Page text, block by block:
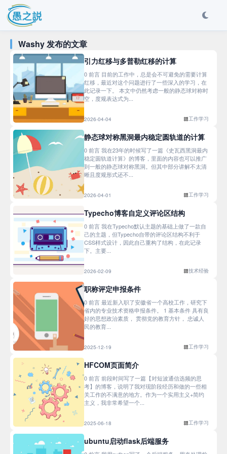
Washy 发布的文章
引力红移与多普勒红移的计算
0 前言 目前的工作中，总是会不可避免的需要计算
红移，最近对这个问题进行了一些深入的学习，在
此记录一下。 本文中仍然考虑一般的静态球对称时
空，度规表达式为...
2026-04-04 工作学习
静态球对称黑洞最内稳定圆轨道的计算
0 前言 我在23年的时候写了一篇《史瓦西黑洞最内
稳定圆轨道计算》的博客，里面的内容也可以推广
到一般的静态球对称黑洞。但其中部分讲解不太清
晰且度规形式还不...
2026-04-01 工作学习
Typecho博客自定义评论区结构
0 前言 我在Typecho默认主题的基础上做了一款自
己的主题，但Typecho自带的评论区结构不利于
CSS样式设计，因此自己重构了结构，在此记录
下。主要...
2026-02-09 技术经验
职称评定申报条件
0 前言 最近新入职了安徽省一个高校工作，研究下
省内的专业技术资格申报条件。 1 基本条件 具有良
好的思想政治素质， 贯彻党的教育方针， 忠诚人
民的教育...
2025-12-19 工作学习
HFCOM页面简介
0 前言 前段时间写了一篇【对短波通信选频的思
考】的博客，说明了我对现阶段经历和做的一些相
关工作的不满意的地方。作为一个实用主义+简约
主义，我非常希望一个...
2025-06-18 工作学习
ubuntu启动flask后端服务